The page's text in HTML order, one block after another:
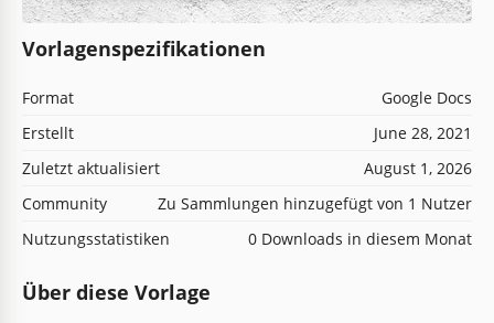
Vorlagenspezifikationen
Format
Google Docs
Erstellt
June 28, 2021
Zuletzt aktualisiert
August 1, 2026
Community
Zu Sammlungen hinzugefügt von 1 Nutzer
Nutzungsstatistiken
0 Downloads in diesem Monat
Über diese Vorlage